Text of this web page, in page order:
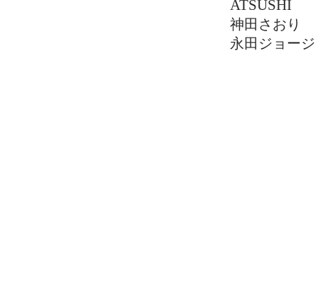
ATSUSHI
神田さおり
永田ジョージ